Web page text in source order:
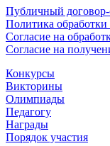
Публичный договор-
Политика
Согласие на
Согласие на
Конкурсы
Викторины
Олимпиады
Педагогу
Награды
Порядок участия